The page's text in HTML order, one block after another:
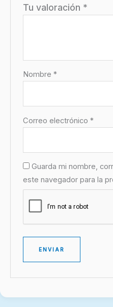
Tu valoración *
Nombre*
Correo electrónico*
Guarda mi nombre,
este navegador para la